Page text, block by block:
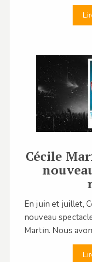
Cécile
En juin et juillet,
nouveau
Martin. Nous